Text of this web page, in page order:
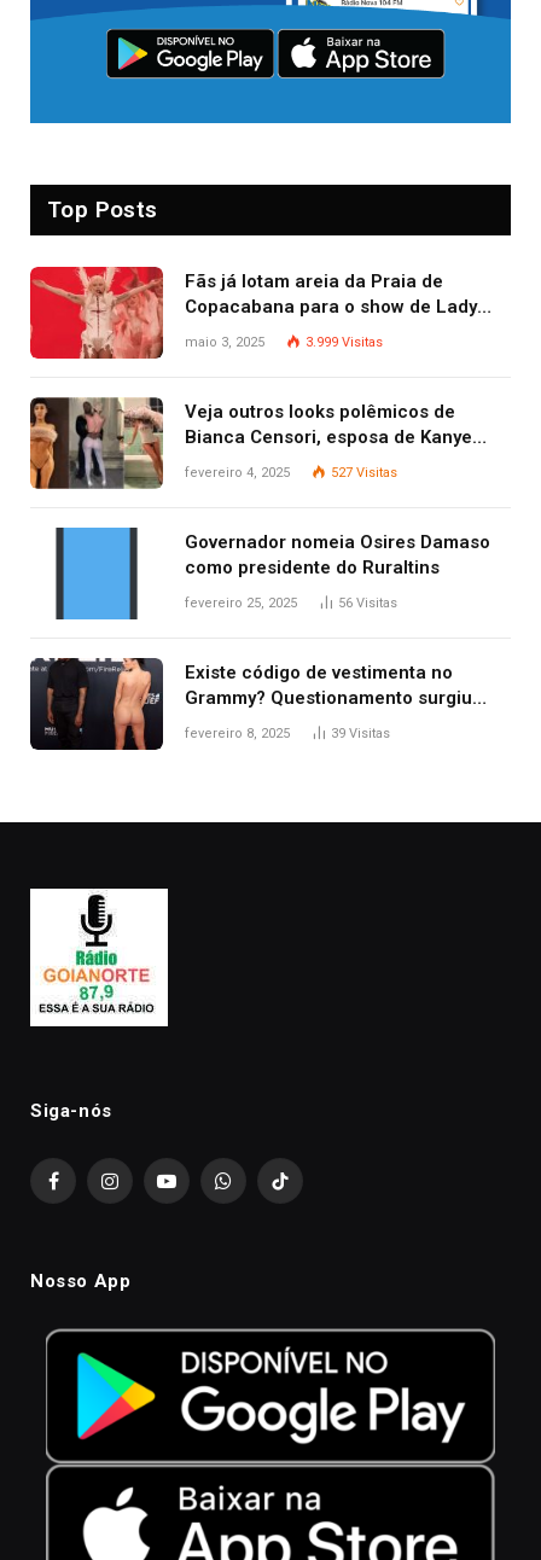
Top Posts
Fãs já lotam areia da Praia de
Copacabana para o show de Lady
Gaga
maio 3, 2025 3.999 Visitas
Veja outros looks polêmicos de
Bianca Censori, esposa de Kanye
West que apareceu nua no Grammy
fevereiro 4, 2025 527 Visitas
Governador nomeia Osires Damaso
como presidente do Ruraltins
fevereiro 25, 2025 56 Visitas
Existe código de vestimenta no
Grammy? Questionamento surgiu
após Bianca Censori, mulher de
fevereiro 8, 2025 39 Visitas
Siga-nós
FacebookInstagramYouTubeWhatsAppTikTok
Nosso App